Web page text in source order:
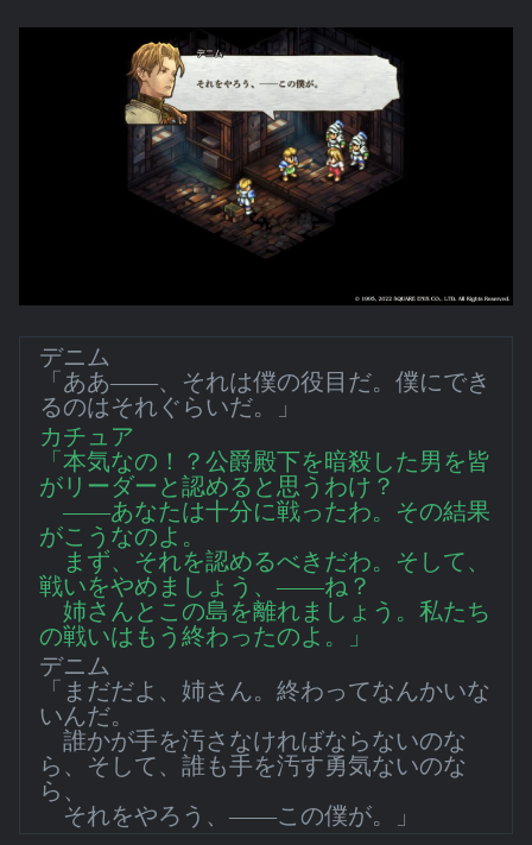
デニム
「ああ――、それは僕の役目だ。僕にでき
るのはそれぐらいだ。」
カチュア
「本気なの！？公爵殿下を暗殺した男を皆
がリーダーと認めると思うわけ？
――あなたは十分に戦ったわ。その結果
がこうなのよ。
まず、それを認めるべきだわ。そして、
戦いをやめましょう、――ね？
姉さんとこの島を離れましょう。私たち
の戦いはもう終わったのよ。」
デニム
「まだだよ、姉さん。終わってなんかいな
いんだ。
誰かが手を汚さなければならないのな
ら、そして、誰も手を汚す勇気ないのな
ら、
それをやろう、――この僕が。」